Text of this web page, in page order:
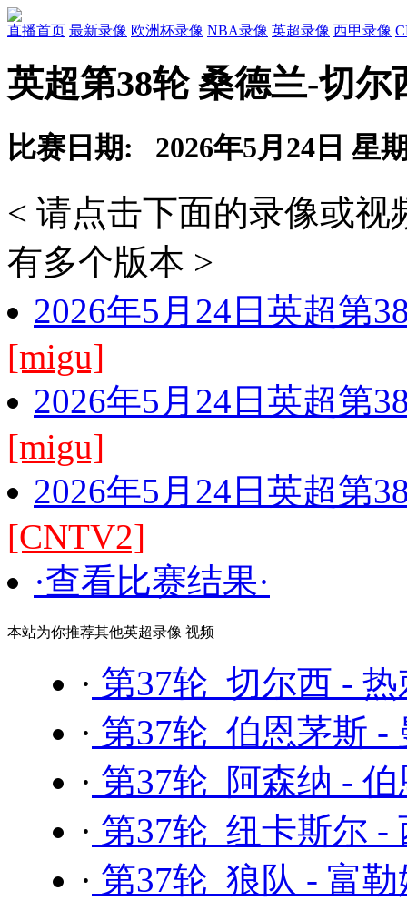
直播首页 最新录像 欧洲杯录像 NBA录像 英超录像 西甲录像
英超第38轮 桑德兰-切
比赛日期: 2026年5月24日 星
< 请点击下面的录像或
有多个版本 >
2026年5月24日英超第
[migu]
2026年5月24日英超第
[migu]
2026年5月24日英超第
[CNTV2]
·查看比赛结果·
本站为你推荐其他英超录像 视频
· 第37轮 切尔西 -
· 第37轮 伯恩茅斯 -
· 第37轮 阿森纳 -
· 第37轮 纽卡斯尔 -
· 第37轮 狼队 - 富